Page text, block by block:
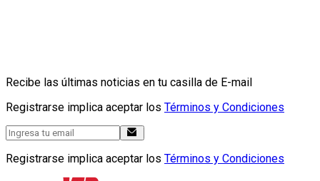
Recibe las últimas noticias en tu casilla de E-mail
Registrarse implica aceptar los Términos y Condiciones
Registrarse implica aceptar los Términos y Condiciones